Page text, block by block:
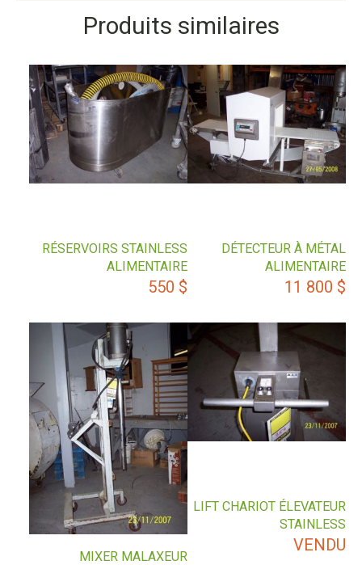
Produits similaires
DÉTECTEUR À MÉTAL
ALIMENTAIRE
11 800 $
RÉSERVOIRS STAINLESS
ALIMENTAIRE
550 $
LIFT CHARIOT ÉLEVATEUR
STAINLESS
VENDU
MIXER MALAXEUR